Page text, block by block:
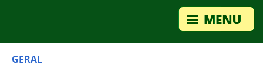
GERAL